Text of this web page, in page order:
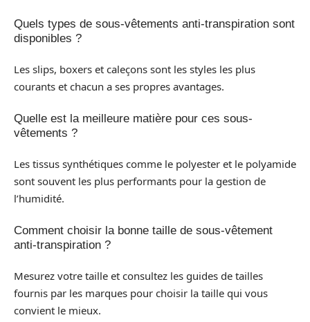
Quels types de sous-vêtements anti-transpiration sont
disponibles ?
Les slips, boxers et caleçons sont les styles les plus
courants et chacun a ses propres avantages.
Quelle est la meilleure matière pour ces sous-
vêtements ?
Les tissus synthétiques comme le polyester et le polyamide
sont souvent les plus performants pour la gestion de
l’humidité.
Comment choisir la bonne taille de sous-vêtement
anti-transpiration ?
Mesurez votre taille et consultez les guides de tailles
fournis par les marques pour choisir la taille qui vous
convient le mieux.